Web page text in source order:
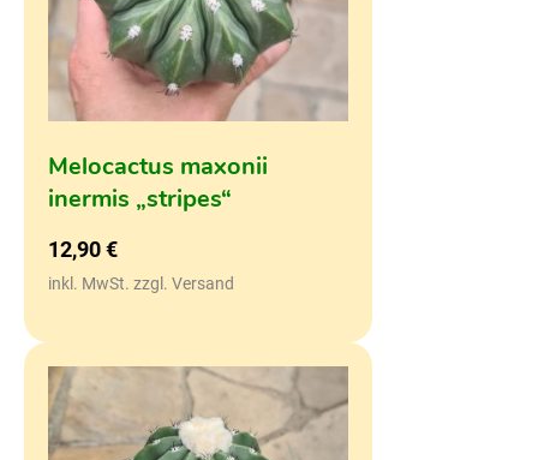
Melocactus maxonii
inermis „stripes“
12,90€
inkl. MwSt. zzgl. Versand